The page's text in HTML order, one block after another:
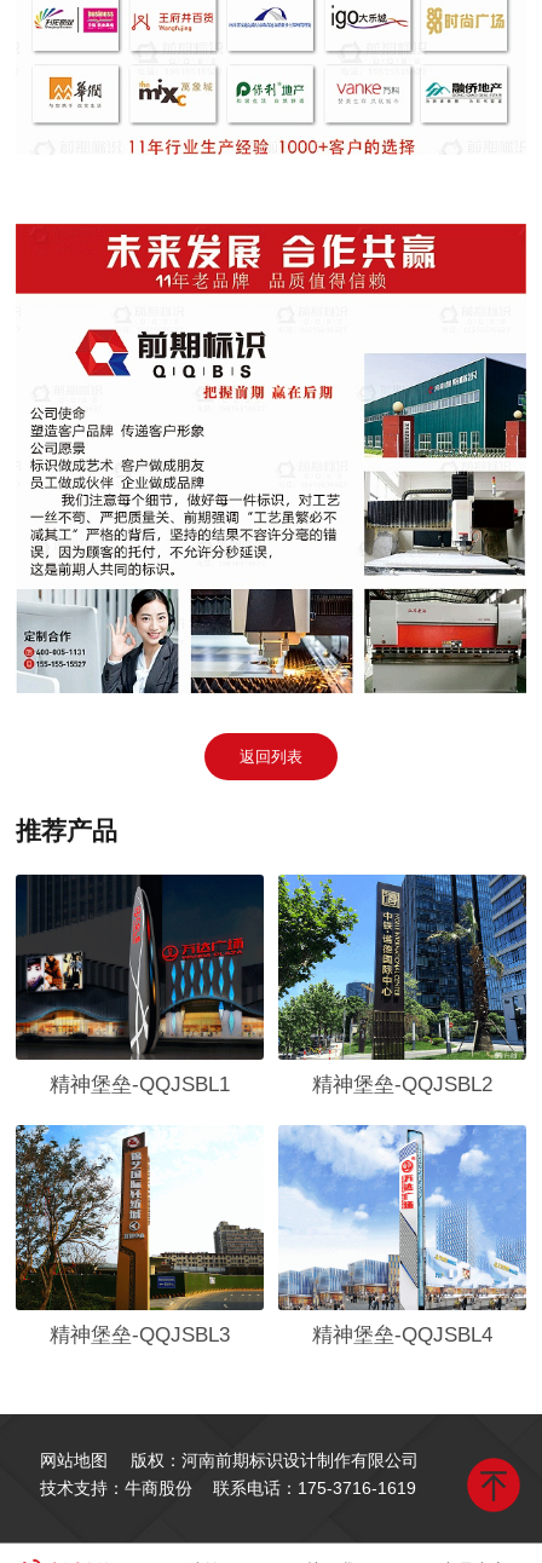
返回列表
推荐产品
精神堡垒-QQJSBL1 精神堡垒-QQJSBL2
精神堡垒-QQJSBL3 精神堡垒-QQJSBL4
网站地图
版权：河南前期标识设计制作有限公司
技术支持：牛商股份
联系电话： 175-3716-1619